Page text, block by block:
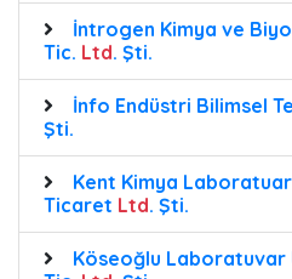
İntrogen Kimya ve
Tic. Ltd. Şti.
İnfo Endüstri Bilimsel
Şti.
Kent Kimya
Ticaret Ltd. Şti.
Köseoğlu Laboratuvar